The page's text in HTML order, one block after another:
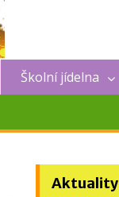
Školní jídelna
Aktuality